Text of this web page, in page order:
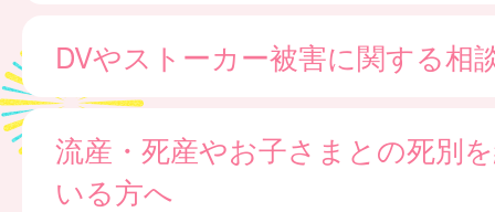
DVやストーカー被害に関する相
流産・死産やお子さまとの死別
いる方へ